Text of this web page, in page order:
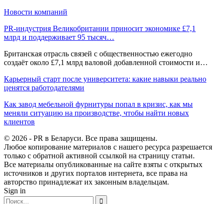
Новости компаний
PR-индустрия Великобритании приносит экономике £7,1
млрд и поддерживает 95 тысяч…
Британская отрасль связей с общественностью ежегодно
создаёт около £7,1 млрд валовой добавленной стоимости и…
Карьерный старт после университета: какие навыки реально
ценятся работодателями
Как завод мебельной фурнитуры попал в кризис, как мы
меняли ситуацию на производстве, чтобы найти новых
клиентов
© 2026 - PR в Беларуси. Все права защищены.
Любое копирование материалов с нашего ресурса разрешается
только с обратной активной ссылкой на страницу статьи.
Все материалы опубликованные на сайте взяты с открытых
источников и других порталов интернета, все права на
авторство принадлежат их законным владельцам.
Sign in